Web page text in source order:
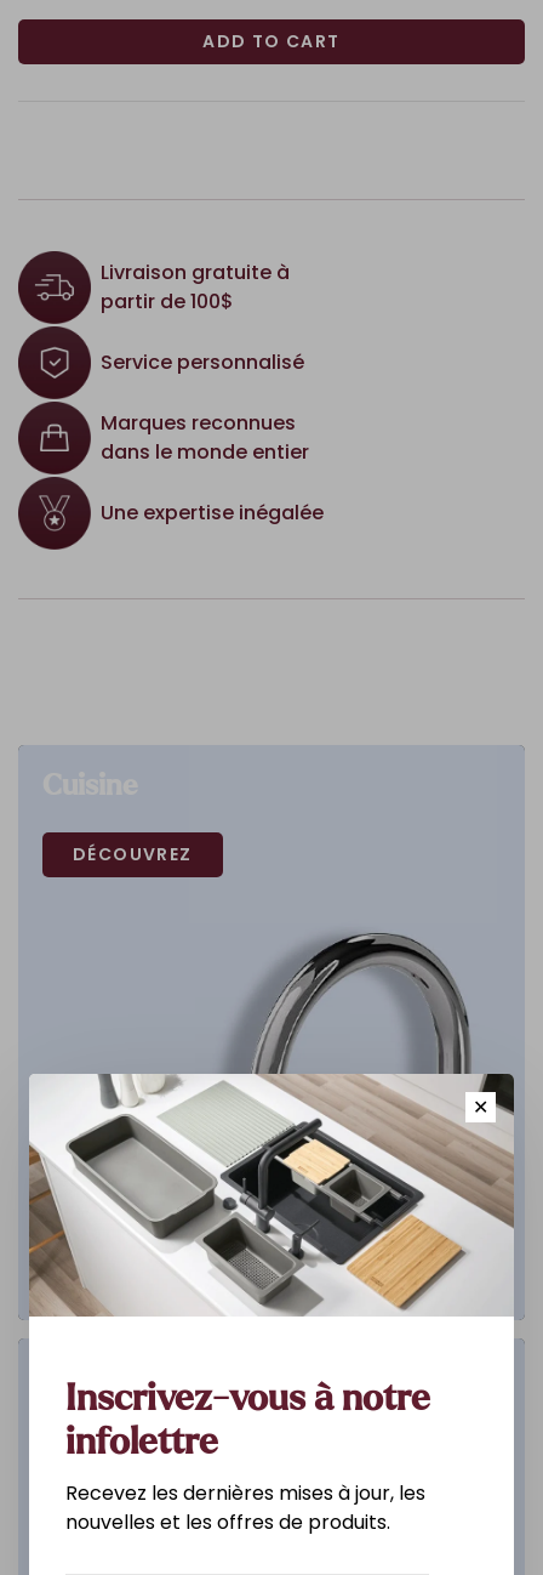
ADD TO CART
Livraison gratuite à
partir de 100$
Service personnalisé
Marques reconnues
dans le monde entier
Une expertise inégalée
DÉCOUVREZ
Salle de bain
DÉCOUVREZ
✕
Inscrivez-vous à notre
infolettre
Recevez les dernières mises à jour, les
nouvelles et les offres de produits.